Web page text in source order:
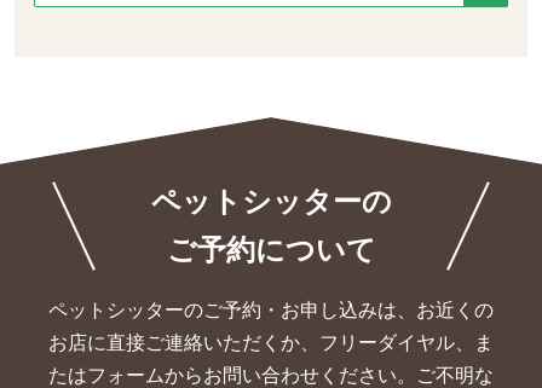
ペットシッターの
ご予約について
ペットシッターのご予約・お申し込みは、お近くの
お店に直接ご連絡いただくか、 フリーダイヤル、ま
たはフォームからお問い合わせください。ご不明な